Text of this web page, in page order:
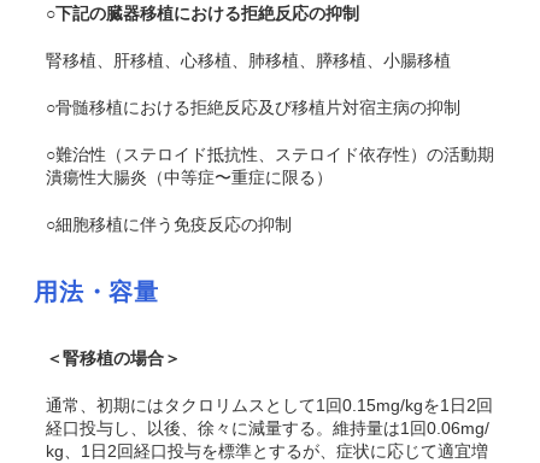
○下記の臓器移植における拒絶反応の抑制
腎移植、肝移植、心移植、肺移植、膵移植、小腸移植
○骨髄移植における拒絶反応及び移植片対宿主病の抑制
○難治性（ステロイド抵抗性、ステロイド依存性）の活動期
潰瘍性大腸炎（中等症〜重症に限る）
○細胞移植に伴う免疫反応の抑制
用法・容量
＜腎移植の場合＞
通常、初期にはタクロリムスとして1回0.15mg/kgを1日2回
経口投与し、以後、徐々に減量する。維持量は1回0.06mg/
kg、1日2回経口投与を標準とするが、症状に応じて適宜増